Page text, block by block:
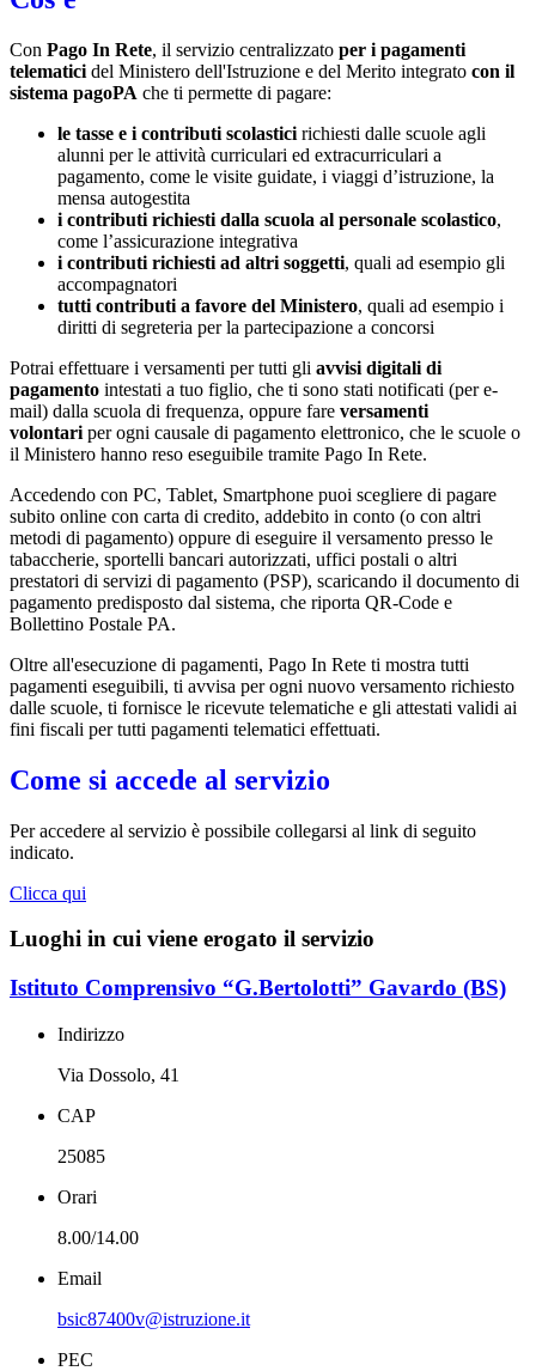
Con Pago In Rete, il servizio centralizzato per i pagamenti
telematici del Ministero dell'Istruzione e del Merito integrato con il
sistema pagoPA che ti permette di pagare:
le tasse e i contributi scolastici richiesti dalle scuole agli
alunni per le attività curriculari ed extracurriculari a
pagamento, come le visite guidate, i viaggi d’istruzione, la
mensa autogestita
i contributi richiesti dalla scuola al personale scolastico,
come l’assicurazione integrativa
i contributi richiesti ad altri soggetti, quali ad esempio gli
accompagnatori
tutti contributi a favore del Ministero, quali ad esempio i
diritti di segreteria per la partecipazione a concorsi
Potrai effettuare i versamenti per tutti gli avvisi digitali di
pagamento intestati a tuo figlio, che ti sono stati notificati (per e-
mail) dalla scuola di frequenza, oppure fare versamenti
volontari per ogni causale di pagamento elettronico, che le scuole o
il Ministero hanno reso eseguibile tramite Pago In Rete.
Accedendo con PC, Tablet, Smartphone puoi scegliere di pagare
subito online con carta di credito, addebito in conto (o con altri
metodi di pagamento) oppure di eseguire il versamento presso le
tabaccherie, sportelli bancari autorizzati, uffici postali o altri
prestatori di servizi di pagamento (PSP), scaricando il documento di
pagamento predisposto dal sistema, che riporta QR-Code e
Bollettino Postale PA.
Oltre all'esecuzione di pagamenti, Pago In Rete ti mostra tutti
pagamenti eseguibili, ti avvisa per ogni nuovo versamento richiesto
dalle scuole, ti fornisce le ricevute telematiche e gli attestati validi ai
fini fiscali per tutti pagamenti telematici effettuati.
Come si accede al servizio
Per accedere al servizio è possibile collegarsi al link di seguito
indicato.
Clicca qui
Luoghi in cui viene erogato il servizio
Istituto Comprensivo “G.Bertolotti” Gavardo (BS)
Indirizzo
Via Dossolo, 41
CAP
25085
Orari
8.00/14.00
Email
bsic87400v@istruzione.it
PEC